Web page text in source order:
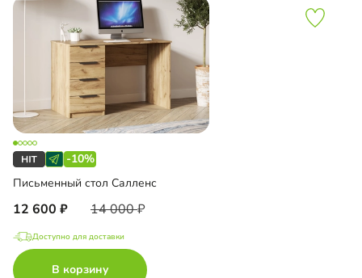
-10%
Письменный стол Салленс
12 600 14 000
Доступно для доставки
В корзину